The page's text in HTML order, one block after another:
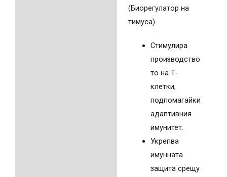
(Биорегулатор на
тимуса)
Стимулира
производство
то на Т-
клетки,
подпомагайки
адаптивния
имунитет.
Укрепва
имунната
защита срещу